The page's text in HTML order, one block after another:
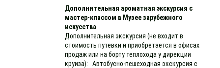
Дополнительная ароматная экскурсия с
мастер-классом в Музее зарубежного
искусства
Дополнительная экскурсия (не входит в
стоимость путевки и приобретается в офисах
продаж или на борту теплохода у дирекции
круиза): Автобусно-пешеходная экскурсия с